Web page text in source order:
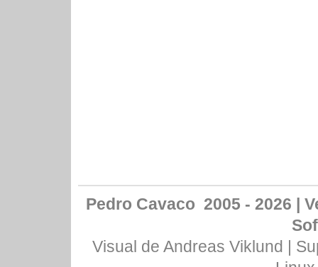
Pedro Cavaco 2005 - 2026 |
Visual de Andreas Viklund |